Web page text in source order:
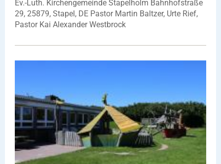
Ev.-Luth. Kirchengemeinde Stapelholm Bahnhofstraße
29, 25879, Stapel, DE Pastor Martin Baltzer, Urte Rief,
Pastor Kai Alexander Westbrock